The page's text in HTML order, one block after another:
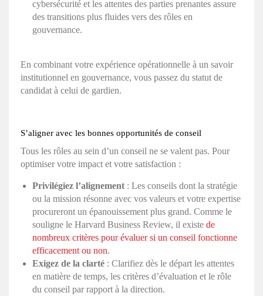
cybersécurité et les attentes des parties prenantes assure
des transitions plus fluides vers des rôles en
gouvernance.
En combinant votre expérience opérationnelle à un savoir
institutionnel en gouvernance, vous passez du statut de
candidat à celui de gardien.
S’aligner avec les bonnes opportunités de conseil
Tous les rôles au sein d’un conseil ne se valent pas. Pour
optimiser votre impact et votre satisfaction :
Privilégiez l’alignement : Les conseils dont la stratégie
ou la mission résonne avec vos valeurs et votre expertise
procureront un épanouissement plus grand. Comme le
souligne le Harvard Business Review, il existe de
nombreux critères pour évaluer si un conseil fonctionne
efficacement ou non.
Exigez de la clarté : Clarifiez dès le départ les attentes
en matière de temps, les critères d’évaluation et le rôle
du conseil par rapport à la direction.